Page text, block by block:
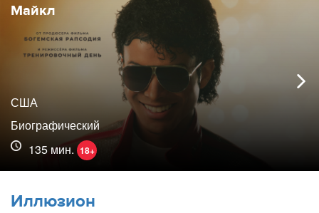
Майкл
США
Биографический
135 мин. 18+
Иллюзион